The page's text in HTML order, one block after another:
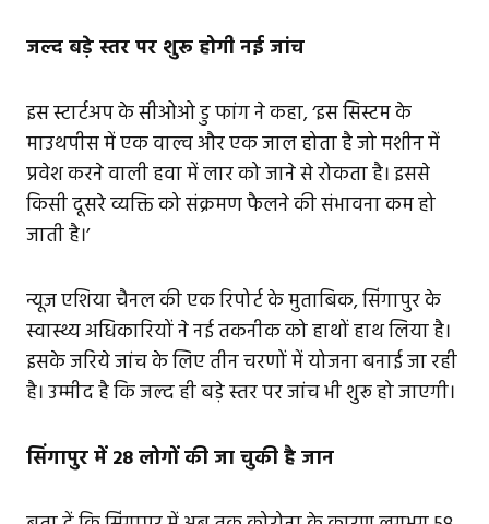
जल्द बड़े स्तर पर शुरू होगी नई जांच
इस स्टार्टअप के सीओओ डु फांग ने कहा, ‘इस सिस्टम के
माउथपीस में एक वाल्व और एक जाल होता है जो मशीन में
प्रवेश करने वाली हवा में लार को जाने से रोकता है। इससे
किसी दूसरे व्यक्ति को संक्रमण फैलने की संभावना कम हो
जाती है।’
न्यूज एशिया चैनल की एक रिपोर्ट के मुताबिक, सिंगापुर के
स्वास्थ्य अधिकारियों ने नई तकनीक को हाथों हाथ लिया है।
इसके जरिये जांच के लिए तीन चरणों में योजना बनाई जा रही
है। उम्मीद है कि जल्द ही बड़े स्तर पर जांच भी शुरू हो जाएगी।
सिंगापुर में 28 लोगों की जा चुकी है जान